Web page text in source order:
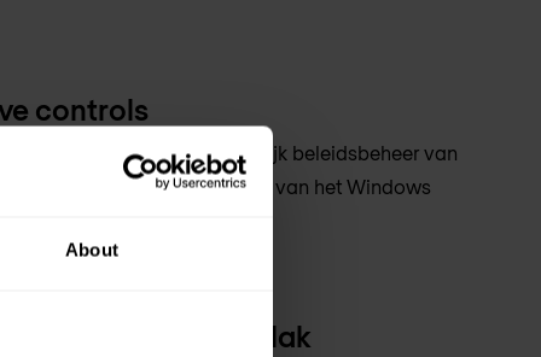
About
controls
met gemeenschappelijk beleidsbeheer van
terwijl de eigen mogelijkheden van het Windows
verdedigingsoppervlak